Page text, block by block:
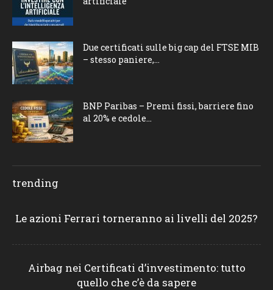
Due certificati sulle big cap del FTSE MIB
– stesso paniere,...
BNP Paribas – Premi fissi, barriere fino
al 20% e cedole...
trending
Le azioni Ferrari torneranno ai livelli del 2025?
Airbag nei Certificati d’investimento: tutto
quello che c’è da sapere